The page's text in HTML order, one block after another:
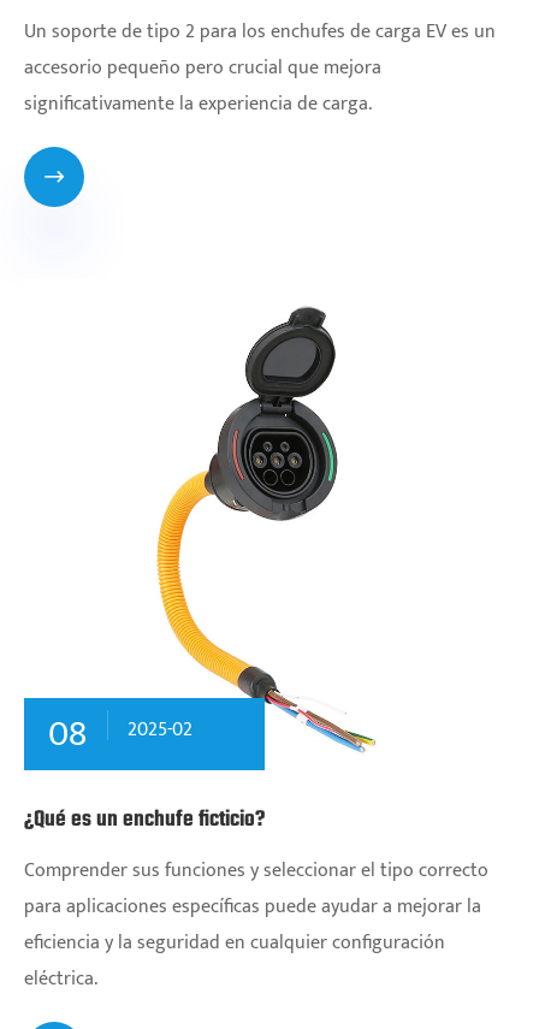
Un soporte de tipo 2 para los enchufes de carga EV es un
accesorio pequeño pero crucial que mejora
significativamente la experiencia de carga.

08 2025-02
¿Qué es un enchufe ficticio?
Comprender sus funciones y seleccionar el tipo correcto
para aplicaciones específicas puede ayudar a mejorar la
eficiencia y la seguridad en cualquier configuración
eléctrica.